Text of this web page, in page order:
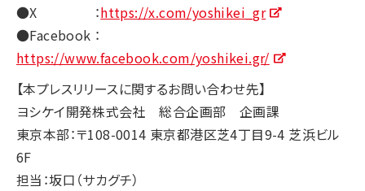
●X ：https://x.com/yoshikei_gr
●Facebook ：
https://www.facebook.com/yoshikei.gr/
【本プレスリリースに関するお問い合わせ先】
ヨシケイ開発株式会社 総合企画部 企画課
東京本部：〒108-0014 東京都港区芝4丁目9-4 芝浜ビル
6F
担当：坂口（サカグチ）